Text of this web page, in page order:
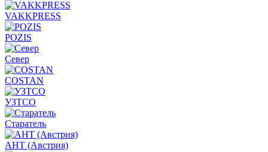
VAKKPRESS
POZIS
Север
COSTAN
УЗТСО
Старатель
АНТ (Австрия)